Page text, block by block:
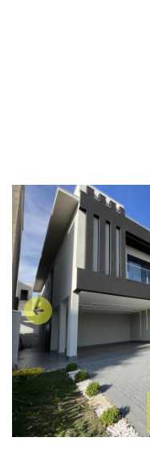
Anterior